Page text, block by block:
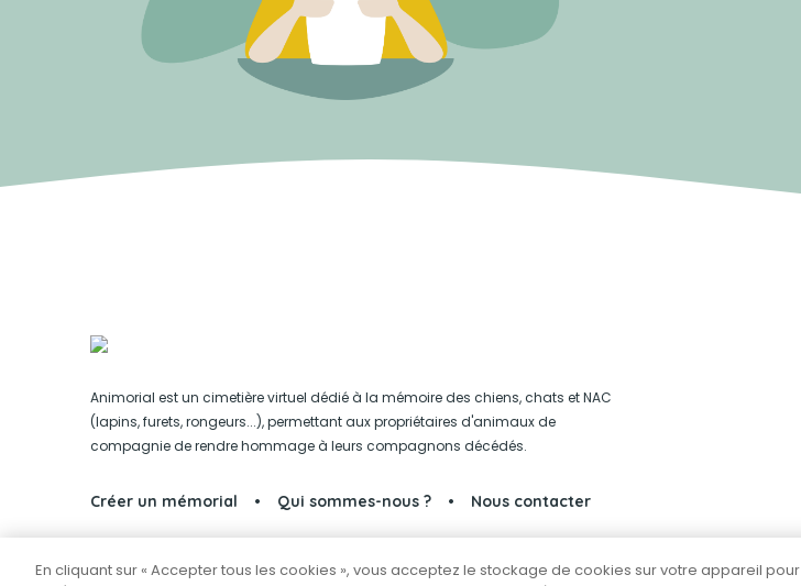
Animorial est un cimetière virtuel dédié à la mémoire des chiens, chats et NAC
(lapins, furets, rongeurs...), permettant aux propriétaires d'animaux de
compagnie de rendre hommage à leurs compagnons décédés.
Créer un mémorial Qui sommes-nous ? Nous contacter
Partager sur Facebook
En cliquant sur « Accepter tous les cookies », vous acceptez le stockage de cookies sur votre appareil pour